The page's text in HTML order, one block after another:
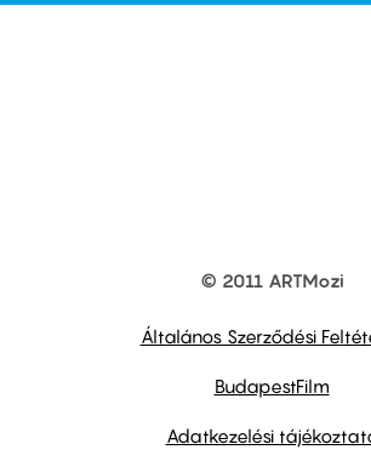
© 2011 ARTMozi
Általános Szerződési
BudapestFilm
Adatkezelési